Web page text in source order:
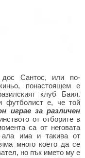
дос Сантос, или по-
понастоящем е
клуб Баия.
футболист е, че той
играе за различен
от отборите в
са от неговата
ала има и такива от
много което да се
но пък името му е